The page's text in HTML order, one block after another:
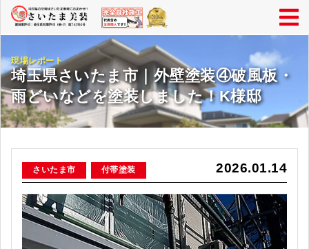
現場レポート
埼玉県さいたま市｜外壁塗装④破風板・
雨どいなどを塗装しました！K様邸
2026.01.14
さいたま市 付帯塗装